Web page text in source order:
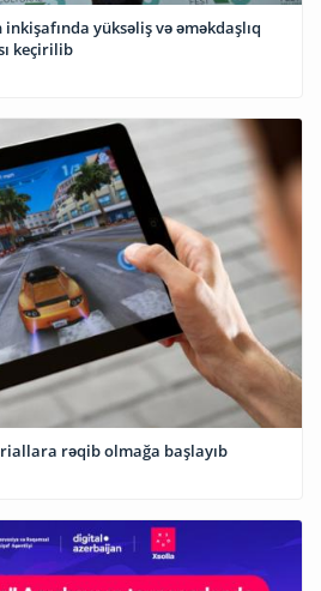
yüksəliş və əməkdaşlıq
keçirilib
rəqib olmağa başlayıb